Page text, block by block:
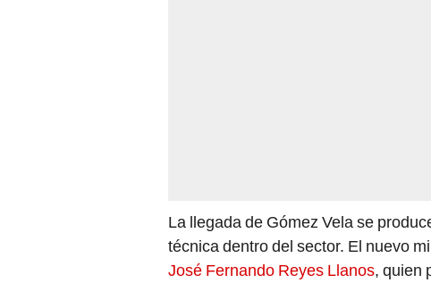
La llegada de Gómez Vela se
técnica dentro del sector. El nuevo
José Fernando Reyes Llanos, quien